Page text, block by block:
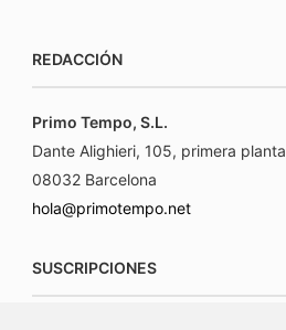
REDACCIÓN
Primo Tempo, S.L.
Dante Alighieri, 105, primera planta
08032 Barcelona
hola@primotempo.net
SUSCRIPCIONES